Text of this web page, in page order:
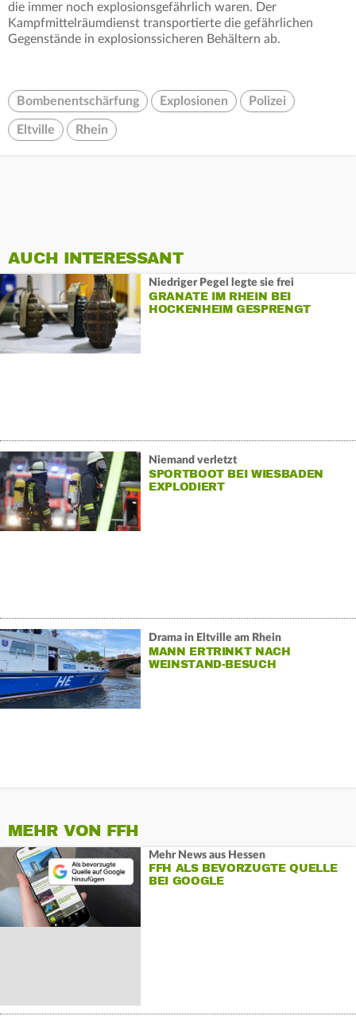
die immer noch explosionsgefährlich waren. Der
Kampfmittelräumdienst transportierte die gefährlichen
Gegenstände in explosionssicheren Behältern ab.
Bombenentschärfung Explosionen Polizei
Eltville Rhein
AUCH INTERESSANT
Niedriger Pegel legte sie frei
GRANATE IM RHEIN BEI
HOCKENHEIM GESPRENGT
Niemand verletzt
SPORTBOOT BEI WIESBADEN
EXPLODIERT
Drama in Eltville am Rhein
MANN ERTRINKT NACH
WEINSTAND-BESUCH
MEHR VON FFH
Mehr News aus Hessen
FFH ALS BEVORZUGTE QUELLE
BEI GOOGLE